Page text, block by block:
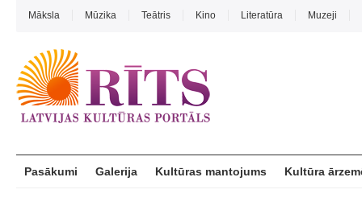
Māksla Mūzika Teātris Kino Literatūra Muzeji
Pasākumi Galerija Kultūras mantojums Kultūra